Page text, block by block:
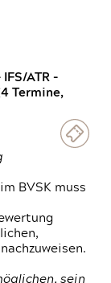
ATR -
Termine,
BVSK muss
sein